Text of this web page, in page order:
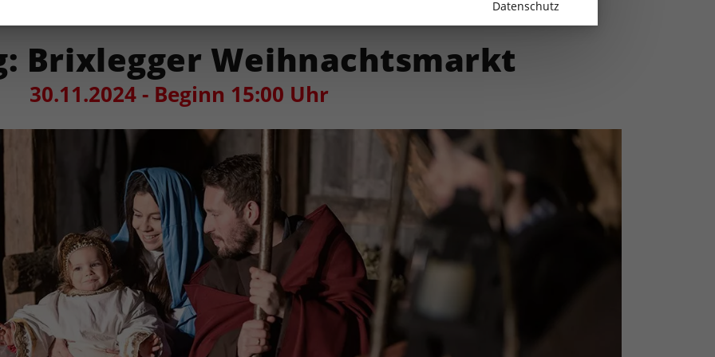
Brixlegger Weihnachtsmarkt
30.11.2024 - Beginn 15:00 Uhr
Datenschutz